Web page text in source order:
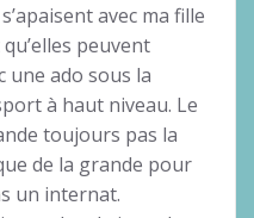
avec ma fille
peuvent
une ado sous la
à haut niveau. Le
toujours pas la
de la grande pour
un internat.